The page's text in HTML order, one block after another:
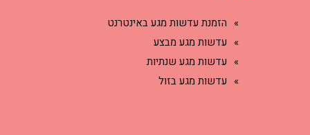
הזמנת עדשות מגע באינטרנט
עדשות מגע מבצע
עדשות מגע שנתיות
עדשות מגע בזול